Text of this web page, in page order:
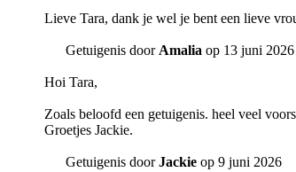
Lieve Tara, dank je wel je bent een lieve
Getuigenis door Amalia op 13 juni 2026
Hoi Tara,
Zoals beloofd een getuigenis. heel veel
Groetjes Jackie.
Getuigenis doorJackie op 9 juni 2026